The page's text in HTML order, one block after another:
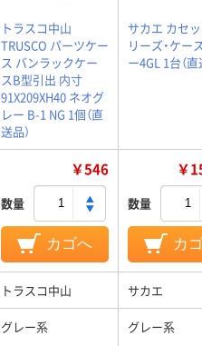
トラスコ中山
TRUSCO パーツケー
ス バンラックケー
スB型引出 内寸
91X209XH40 ネオグ
レー B-1 NG 1個（直
送品）
サカエ カセ
リーズ・ケー
ー4GL 1台（直
￥546
数量
カゴへ
￥
数量
カ
トラスコ中山 サカエ
グレー系 グレー系